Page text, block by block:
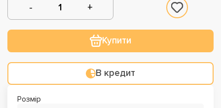
Купити
В кредит
Розмір